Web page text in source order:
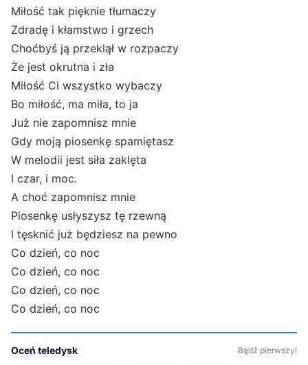
Miłość tak pięknie tłumaczy
Zdradę i kłamstwo i grzech
Choćbyś ją przeklął w rozpaczy
Że jest okrutna i zła
Miłość Ci wszystko wybaczy
Bo miłość, ma miła, to ja
Już nie zapomnisz mnie
Gdy moją piosenkę spamiętasz
W melodii jest siła zaklęta
I czar, i moc.
A choć zapomnisz mnie
Piosenkę usłyszysz tę rzewną
I tęsknić już będziesz na pewno
Co dzień, co noc
Co dzień, co noc
Co dzień, co noc
Co dzień, co noc
Oceń teledysk Bądź pierwszy!